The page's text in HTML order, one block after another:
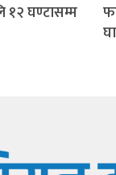
१२ घण्टासम्म